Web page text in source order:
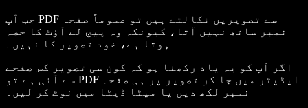
جب آپ PDF سے تصویریں نکالتے ہیں تو عموماً صفحہ
نمبر ساتھ نہیں آتا، کیونکہ وہ پیج لے آؤٹ کا حصہ
ہوتا ہے، خود تصویر کا نہیں۔
اگر آپ کو یہ یاد رکھنا ہو کہ کون سی تصویر کس صفحے
سے آئی ہے تو PDF ایڈیٹر میں جا کر تصویر پر ہی صفحہ
نمبر لکھ دیں یا میٹا ڈیٹا میں نوٹ کر لیں۔